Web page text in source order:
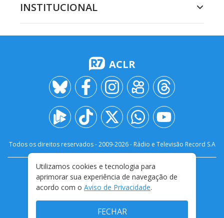
INSTITUCIONAL
ACLR
Todos os direitos reservados - 2009-2026- Rádio e Televisão Record S.A
FALE CONOSCO
PRIVACIDADE
TERMOS E CONDIÇÕES DE USO
Utilizamos cookies e tecnologia para
aprimorar sua experiência de navegação de
acordo com o Aviso de Privacidade.
FECHAR